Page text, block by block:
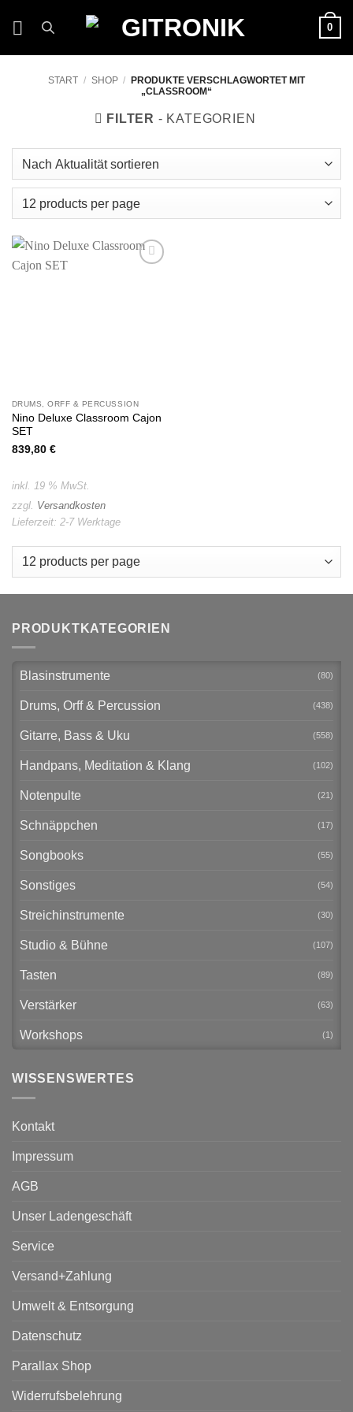
0
START / SHOP /
PRODUKTE VERSCHLAGWORTET MIT
„CLASSROOM“
FILTER
DRUMS, ORFF & PERCUSSION
Nino Deluxe Classroom Cajon
SET
839,80 €
inkl. 19 % MwSt.
zzgl. Versandkosten
Lieferzeit: 2-7 Werktage
PRODUKTKATEGORIEN
Blasinstrumente (80)
Drums, Orff & Percussion (438)
Gitarre, Bass & Uku (558)
Handpans, Meditation & Klang (102)
Notenpulte (21)
Schnäppchen (17)
Songbooks (55)
Sonstiges (54)
Streichinstrumente (30)
Studio & Bühne (107)
Tasten (89)
Verstärker (63)
Workshops (1)
WISSENSWERTES
Kontakt
Impressum
AGB
Unser Ladengeschäft
Service
Versand+Zahlung
Umwelt & Entsorgung
Datenschutz
Parallax Shop
Widerrufsbelehrung